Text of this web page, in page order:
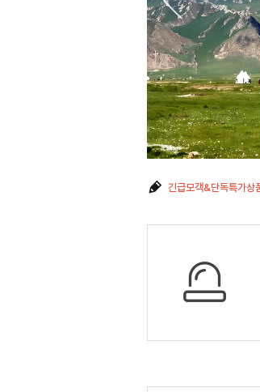
긴급모객&단독특가상